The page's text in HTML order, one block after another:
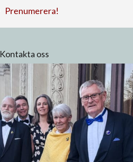
Prenumerera!
Kontakta oss